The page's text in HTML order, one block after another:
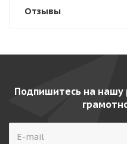
Отзывы
Подпишитесь на нашу